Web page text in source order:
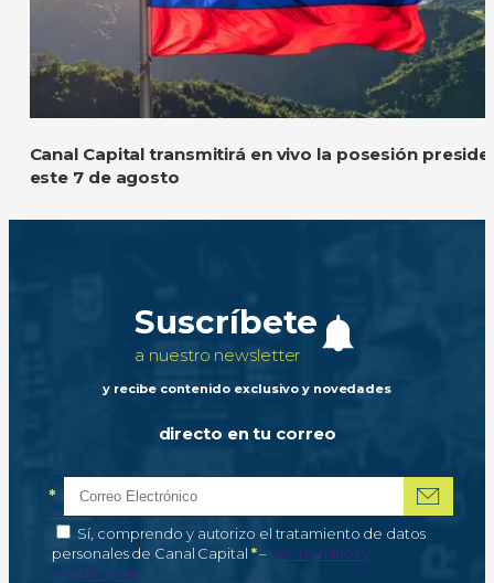
Canal Capital transmitirá en vivo la posesión
este 7 de agosto
Suscríbete
a nuestro newsletter
y recibe contenido exclusivo y novedades
directo en tu correo
Correo electrónico
*Campo obligatorio
Autorización de tratamiento de datos personales
Sí, comprendo y autorizo el tratamiento de datos
personales de Canal Capital *–Campo obligatorio
Ver Términos y
condiciones